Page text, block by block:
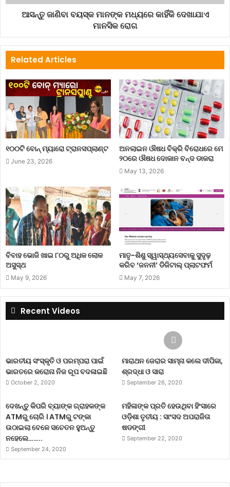
ଆସନ୍ତୁ ଜାଣିବା ବୟସ୍କ ମାନଙ୍କ ମଧ୍ୟରେ କାହିଁକି ଦେଖାଯାଏ
ମାନସିକ ରୋଗ
Related Articles
୧୦୦ଟି ବୋନ୍ ମ୍ୟାରୋ ଟ୍ରାନସପ୍ଲାଣ୍ଟ
June 23, 2026
ଅନଲାଇନ ଔଷଧ ବିକ୍ରି ବିରୋଧରେ ମେ
୨୦ରେ ଔଷଧ ଦୋକାନ ବନ୍ଦ ଡାକରା
May 13, 2026
ବିବାହ ଭୋଜି ଖାଇ ୮୦ରୁ ଅଧିକ ଲୋକ
ଅସୁସ୍ଥ
May 9, 2026
ମାତୃ-ଶିଶୁ ସ୍ୱାସ୍ଥ୍ୟସେବାକୁ ସୁଦୃଢ଼
କରିବ ‘ଜନନୀ’ ଡିଜିଟାଲ୍ ପ୍ଲାଟଫର୍ମ
May 7, 2026
Recent Videos
ଭାରତୀୟ ସଂସ୍କୃତି ଓ ପରମ୍ପରା ପାଇଁ
ଭାରତରେ କରୋନା ନିଜ ରୂପ ବଦଳାଇଛି
October 2, 2020
ମାରାଥନ ଜେରାର ସାମ୍ନା କଲେ ଦୀପିକା,
ଶ୍ରଦ୍ଧା ଓ ସାରା
September 26, 2020
ଦେଖନ୍ତୁ କିପରି ବ୍ୟାଙ୍କ ଗ୍ରାହକଙ୍କ
ATMରୁ ଚୋରି । ATMରୁ ଟଙ୍କା
ଉଠାଇଲା ବେଳେ ସଚେତନ ହୁଅନ୍ତୁ
ନହେଲେ……..
September 24, 2020
ମହିଳାଙ୍କ ପ୍ରତି ହେଉଥିବା ହିଂସାରେ
ଓଡ଼ିଶା ତୃତୀୟ : ସାଂସଦ ଅପରାଜିତା
ଷଡଙ୍ଗୀ
September 22, 2020